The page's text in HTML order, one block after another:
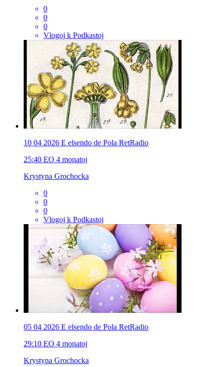
0
0
0
Vlogoj k Podkastoj
10 04 2026 E elsendo de Pola RetRadio
25:40 EO 4 monatoj
Krystyna Grochocka
0
0
0
Vlogoj k Podkastoj
05 04 2026 E elsendo de Pola RetRadio
29:10 EO 4 monatoj
Krystyna Grochocka